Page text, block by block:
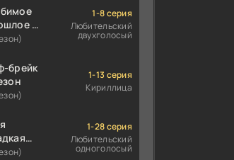
1
1-8 серия
Любительский
двухголосый
брейк
1-13 серия
Кириллица
1
1-28 серия
Любительский
одноголосый